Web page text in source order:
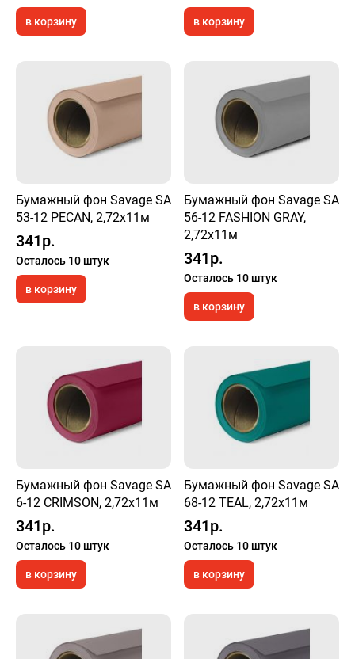
в корзину в корзину
Бумажный фон Savage SA
53-12 PECAN, 2,72х11м
341р.
Осталось 10 штук
в корзину
Бумажный фон Savage SA
56-12 FASHION GRAY,
2,72х11м
341р.
Осталось 10 штук
в корзину
Бумажный фон Savage SA
6-12 CRIMSON, 2,72х11м
341р.
Осталось 10 штук
в корзину
Бумажный фон Savage SA
68-12 TEAL, 2,72х11м
341р.
Осталось 10 штук
в корзину